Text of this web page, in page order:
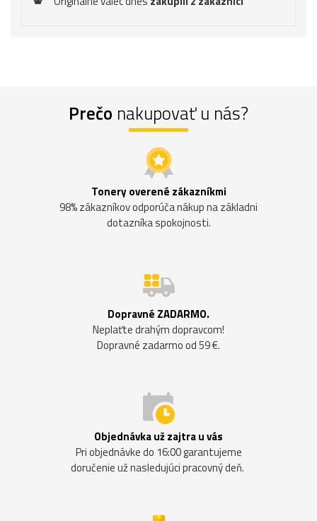
Prečo nakupovať u nás?
Tonery overené zákazníkmi
98% zákazníkov odporúča nákup na základni
dotazníka spokojnosti.
Dopravné ZADARMO.
Neplaťte drahým dopravcom!
Dopravné zadarmo od 59 €.
Objednávka už zajtra u vás
Pri objednávke do 16:00 garantujeme
doručenie už nasledujúci pracovný deň.